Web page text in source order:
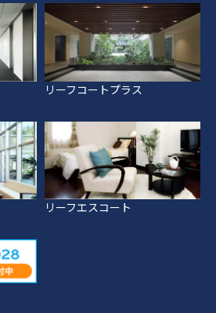
リーフコートプラス
リーフエスコート